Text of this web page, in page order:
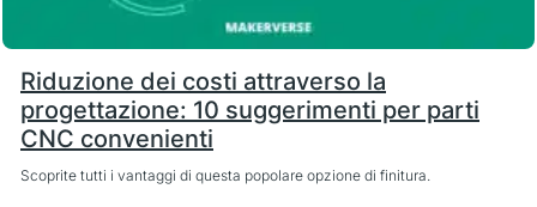
Riduzione dei costi attraverso la
progettazione: 10 suggerimenti per parti
CNC convenienti
Scoprite tutti i vantaggi di questa popolare opzione di finitura.